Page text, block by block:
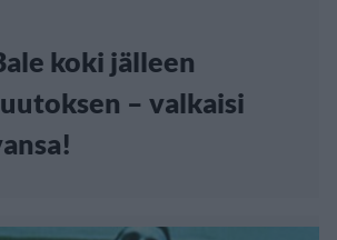
koki jälleen
– valkaisi